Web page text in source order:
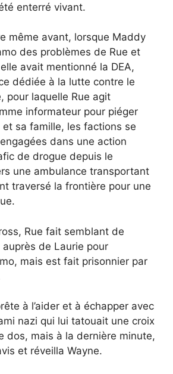
enterré vivant.
même avant, lorsque Maddy
des problèmes de Rue et
elle avait mentionné la DEA,
dédiée à la lutte contre le
pour laquelle Rue agit
informateur pour piéger
sa famille, les factions se
dans une action
de drogue depuis le
une ambulance transportant
traversé la frontière pour une
Rue fait semblant de
de Laurie pour
mais est fait prisonnier par
à l’aider et à échapper avec
nazi qui lui tatouait une croix
dos, mais à la dernière minute,
et réveilla Wayne.